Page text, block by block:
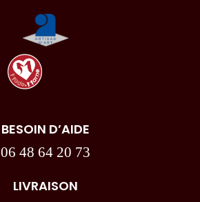
BESOIN D’AIDE
06 48 64 20 73
LIVRAISON